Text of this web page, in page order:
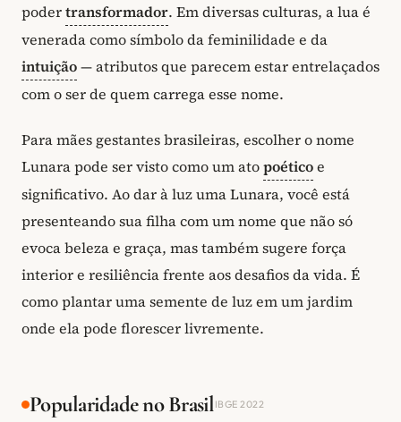
podertransformador. Em diversas culturas, a lua é
venerada como símbolo da feminilidade e da
intuição— atributos que parecem estar entrelaçados
com o ser de quem carrega esse nome.
Para mães gestantes brasileiras, escolher o nome
Lunara pode ser visto como um atopoéticoe
significativo. Ao dar à luz uma Lunara, você está
presenteando sua filha com um nome que não só
evoca beleza e graça, mas também sugere força
interior e resiliência frente aos desafios da vida. É
como plantar uma semente de luz em um jardim
onde ela pode florescer livremente.
Popularidade no BrasilIBGE 2022